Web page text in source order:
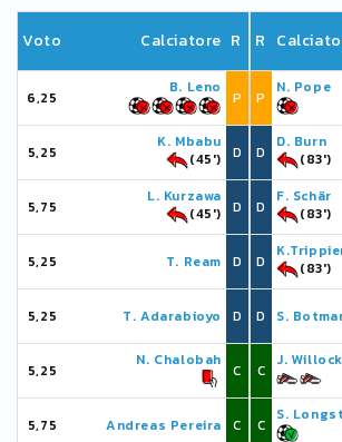
Voto Calciatore R
6,25
B. Leno
P
5,25
K. Mbabu
(45')
D
5,75
L. Kurzawa
(45')
D
5,25 T. Ream D
5,25 T. Adarabioyo D
5,25
N. Chalobah
C
5,75 Andreas Pereira C
R
P
N. Pope
D
D. Burn
(83')
D
F. Schär
(83')
D
(83')
D S.
C
J. Willock
C
S.